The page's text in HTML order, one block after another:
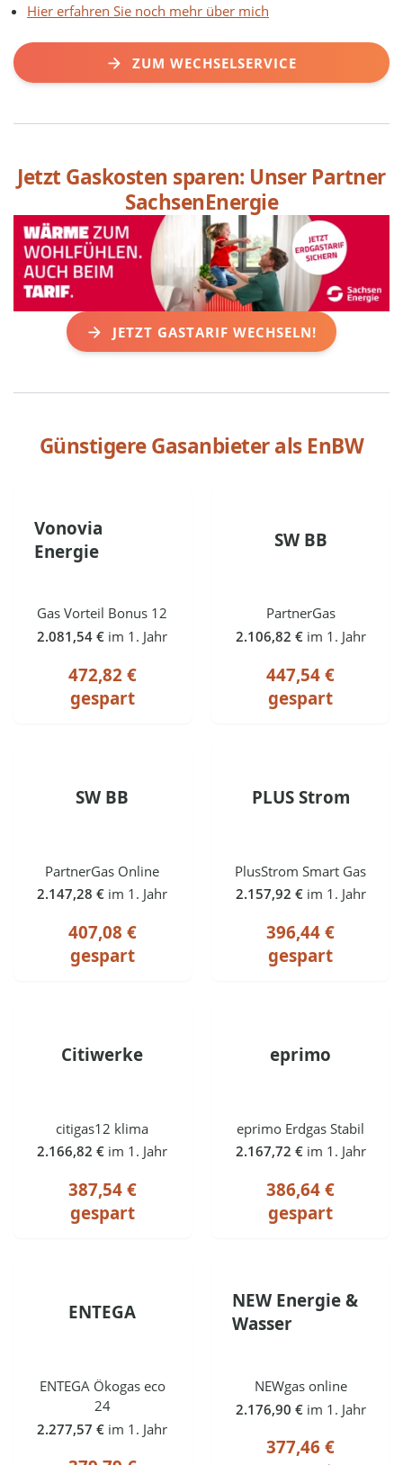
Hier erfahren Sie noch mehr über mich
ZUM WECHSELSERVICE
Jetzt Gaskosten sparen: Unser Partner
SachsenEnergie
JETZT GASTARIF WECHSELN!
Günstigere Gasanbieter als EnBW
Vonovia
Energie
Gas Vorteil Bonus 12
2.081,54 € im 1. Jahr
472,82 €
gespart
SW BB
PartnerGas
2.106,82 € im 1. Jahr
447,54 €
gespart
SW BB
PartnerGas Online
2.147,28 € im 1. Jahr
407,08 €
gespart
PLUS Strom
PlusStrom Smart Gas
2.157,92 € im 1. Jahr
396,44 €
gespart
Citiwerke
citigas12 klima
2.166,82 € im 1. Jahr
387,54 €
gespart
eprimo
eprimo Erdgas Stabil
2.167,72 € im 1. Jahr
386,64 €
gespart
ENTEGA
ENTEGA Ökogas eco
24
2.277,57 € im 1. Jahr
NEW Energie &
Wasser
NEWgas online
2.176,90 € im 1. Jahr
377,46 €